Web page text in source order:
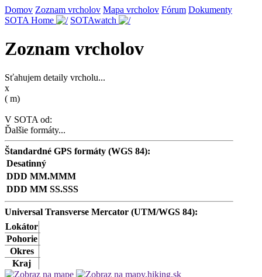
Domov Zoznam vrcholov Mapa vrcholov Fórum Dokumenty
SOTA Home
SOTAwatch
Zoznam vrcholov
Sťahujem detaily vrcholu...
x
( m)
V SOTA od:
Ďalšie formáty...
Štandardné GPS formáty (WGS 84):
Desatinný
DDD MM.MMM
DDD MM SS.SSS
Universal Transverse Mercator (UTM/WGS 84):
Lokátor
Pohorie
Okres
Kraj